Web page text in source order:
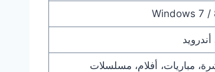
Windows 7 /
مباريات، أفلام، مسلسلات